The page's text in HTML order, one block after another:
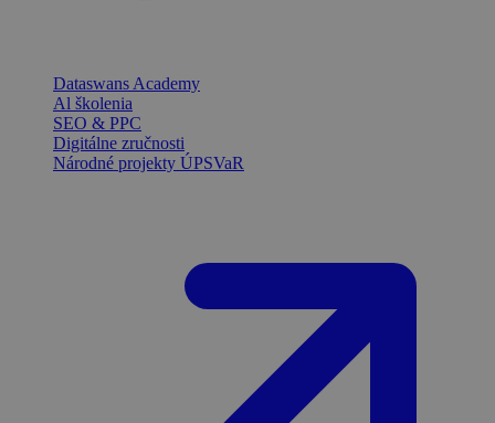
Dataswans Academy
Al školenia
SEO & PPC
Digitálne zručnosti
Národné projekty ÚPSVaR